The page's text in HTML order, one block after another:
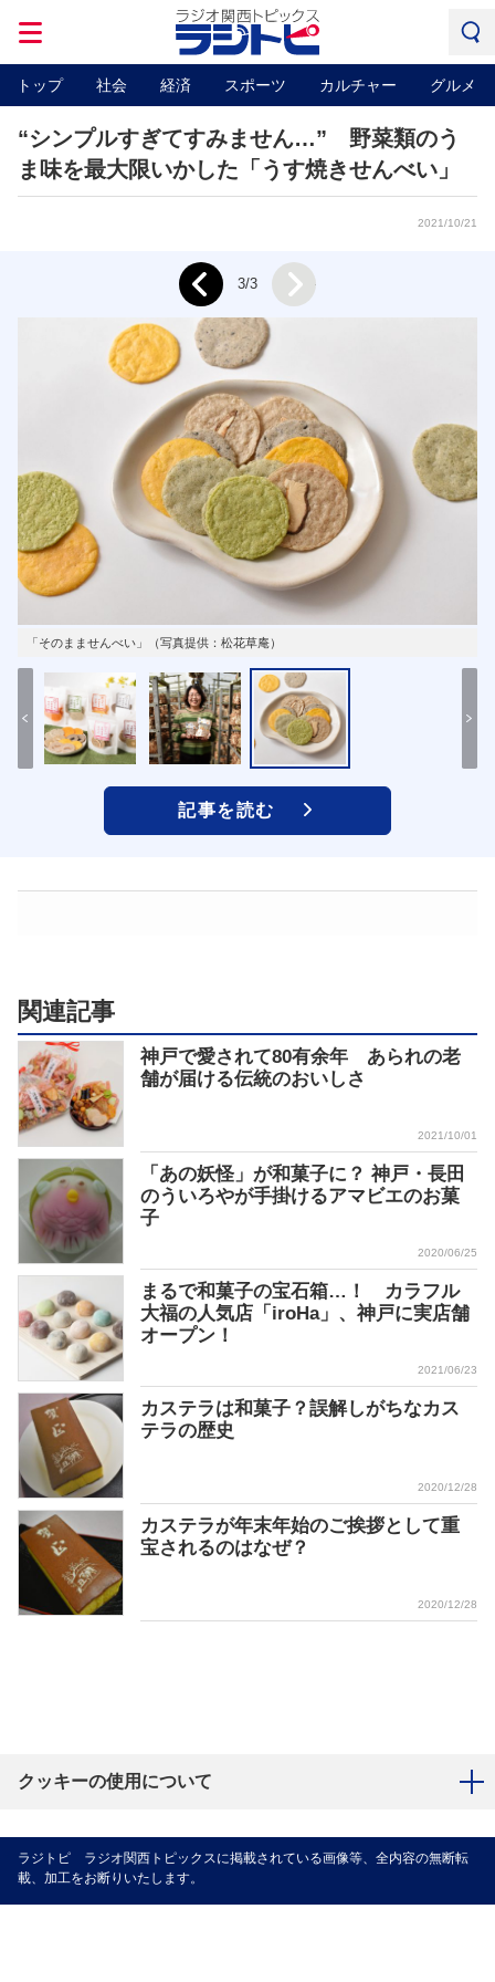
トップ 社会 経済 スポーツ カルチャー グルメ
“シンプルすぎてすみません…” 野菜類のう
ま味を最大限いかした「うす焼きせんべい」
2021/10/21
「そのまませんべい」（写真提供：松花草庵）
Prev 3/3 Next
記事を読む
関連記事
神戸で愛されて80有余年 あられの老
舗が届ける伝統のおいしさ
2021/10/01
「あの妖怪」が和菓子に？ 神戸・長田
のういろやが手掛けるアマビエのお菓
子
2020/06/25
まるで和菓子の宝石箱…！ カラフル
大福の人気店「iroHa」、神戸に実店舗
オープン！
2021/06/23
カステラは和菓子？誤解しがちなカス
テラの歴史
2020/12/28
カステラが年末年始のご挨拶として重
宝されるのはなぜ？
2020/12/28
クッキーの使用について
ラジトピ ラジオ関西トピックスに掲載されている画像等、全内容の無断転
載、加工をお断りいたします。